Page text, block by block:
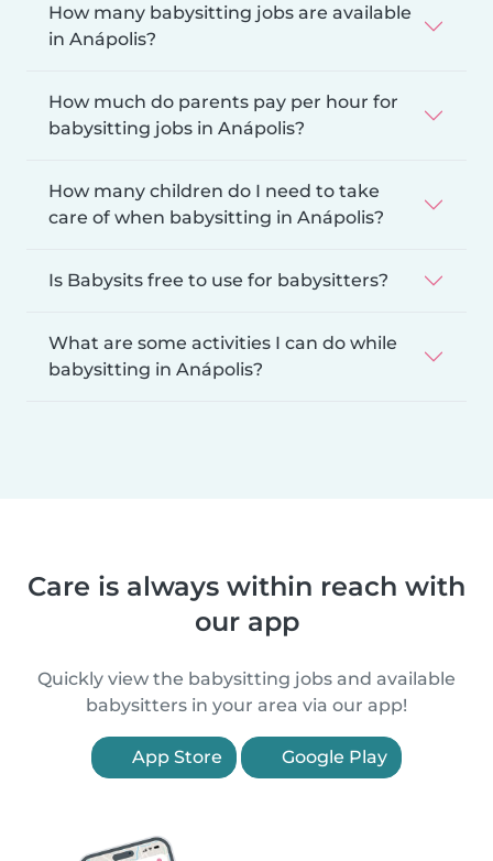
How many babysitting jobs are available
in Anápolis?
How much do parents pay per hour for
babysitting jobs in Anápolis?
How many children do I need to take
care of when babysitting in Anápolis?
Is Babysits free to use for babysitters?
What are some activities I can do while
babysitting in Anápolis?
Care is always within reach with
our app
Quickly view the babysitting jobs and available
babysitters in your area via our app!
App Store Google Play